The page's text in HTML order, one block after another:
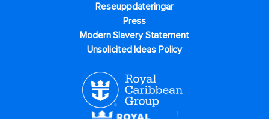
Reseuppdateringar​
Press
Modern Slavery Statement
Unsolicited Ideas Policy